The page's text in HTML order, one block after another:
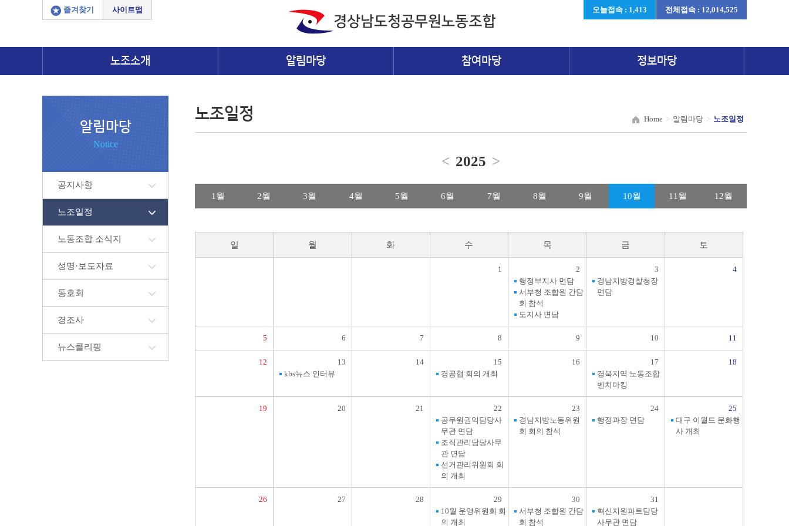
즐겨찾기 사이트맵 오늘접속 : 1,413 전체접속 : 12,014,525
노조소개 알림마당 참여마당 정보마당
알림마당
Notice
공지사항
노조일정
노동조합 소식지
성명·보도자료
동호회
경조사
뉴스클리핑
노조일정 Home > 알림마당 > 노조일정
< 2025 >
1월 2월 3월 4월 5월 6월 7월 8월 9월 10월 11월 12월
일 월 화 수 목 금 토
1
2
행정부지사 면담
서부청 조합원 간담
회 참석
도지사 면담
3
경남지방경찰청장
면담
4
5 6 7 8 9 10 11
12
13
kbs뉴스 인터뷰
14
15
경공협 회의 개최
16
17
경북지역 노동조합
벤치마킹
18
19 20 21
22
공무원권익담당사
무관 면담
조직관리담당사무
관 면담
선거관리위원회 회
의 개최
23
경남지방노동위원
회 회의 참석
24
행정과장 면담
25
대구 이월드 문화행
사 개최
26 27 28
29
10월 운영위원회 회
의 개최
30
서부청 조합원 간담
회 참석
31
혁신지원파트담당
사무관 면담